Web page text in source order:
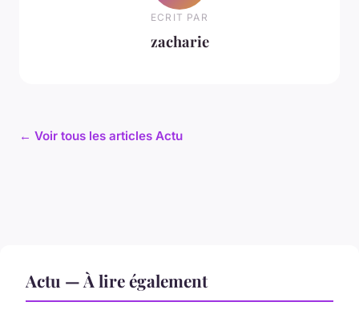
ECRIT PAR
zacharie
← Voir tous les articles Actu
Actu — À lire également